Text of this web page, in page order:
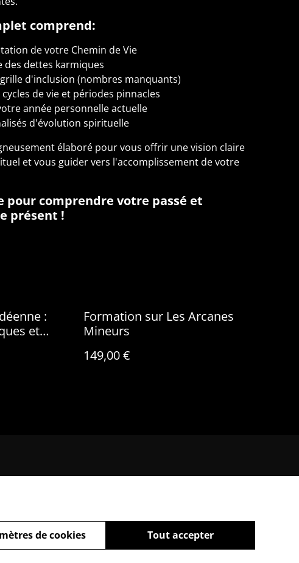
comprend:
de votre Chemin de Vie
des dettes karmiques
d'inclusion (nombres manquants)
de vie et périodes pinnacles
année personnelle actuelle
d'évolution spirituelle
élaboré pour vous offrir une vision claire
et vous guider vers l'accomplissement de votre
pour comprendre votre passé et
présent !
:
et
Formation sur Les Arcanes
Mineurs
149,00 €
Tout accepter
de cookies